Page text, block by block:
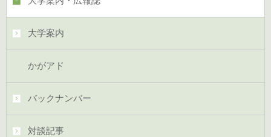
大学案内
かがアド
バックナンバー
対談記事